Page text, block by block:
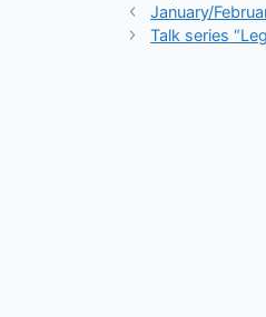
January/
Talk series